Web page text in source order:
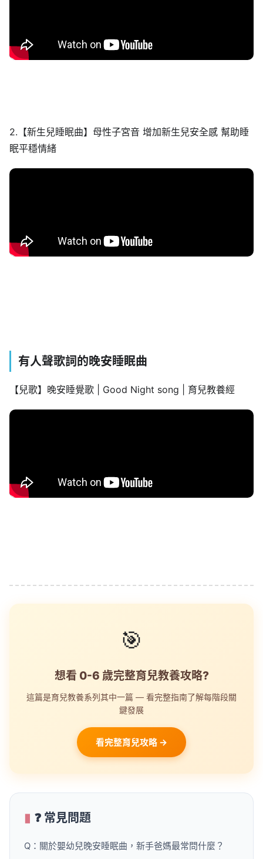
2.【新生兒睡眠曲】母性子宮音 增加新生兒安全感 幫助睡
眠平穩情緒
有人聲歌詞的晚安睡眠曲
【兒歌】晚安睡覺歌 | Good Night song | 育兒教養經
🎯
想看 0-6 歲完整育兒教養攻略?
這篇是育兒教養系列其中一篇 — 看完整指南了解每階段關
鍵發展
看完整育兒攻略 →
❓ 常見問題
Q：關於嬰幼兒晚安睡眠曲，新手爸媽最常問什麼？